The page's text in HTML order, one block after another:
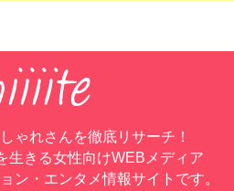
ゃれさんを徹底リサーチ！
生きる女性向けWEBメディア
ン・エンタメ情報サイトです。